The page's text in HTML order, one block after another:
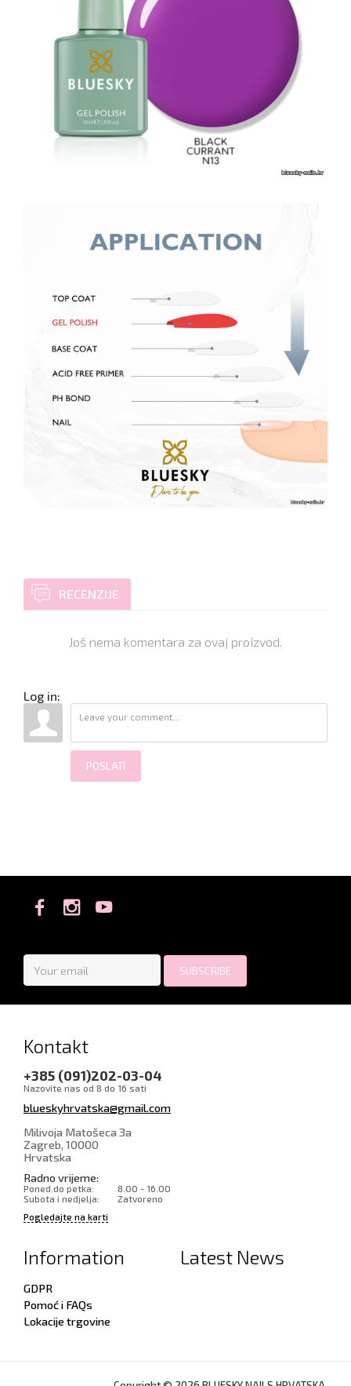
RECENZIJE
Još nema komentara za ovaj proizvod.
Log in:
POSLATI
Kontakt
+385 (091)202-03-04
Nazovite nas od 8 do 16 sati
blueskyhrvatska@gmail.com
Milivoja Matošeca 3a
Zagreb, 10000
Hrvatska
Radno vrijeme:
Poned.do petka:
8.00 - 16.00
Subota i nedjelja:
Zatvoreno
Pogledajte na karti
Information
GDPR
Pomoć i FAQs
Lokacije trgovine
Latest News